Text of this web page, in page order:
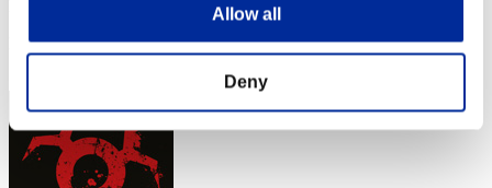
Allow all
Deny
Posizione